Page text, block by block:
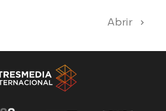
Abrir
El Hormiguero
Pasapalabra